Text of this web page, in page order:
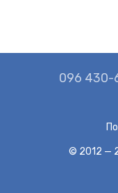
096 430-
© 2012 —